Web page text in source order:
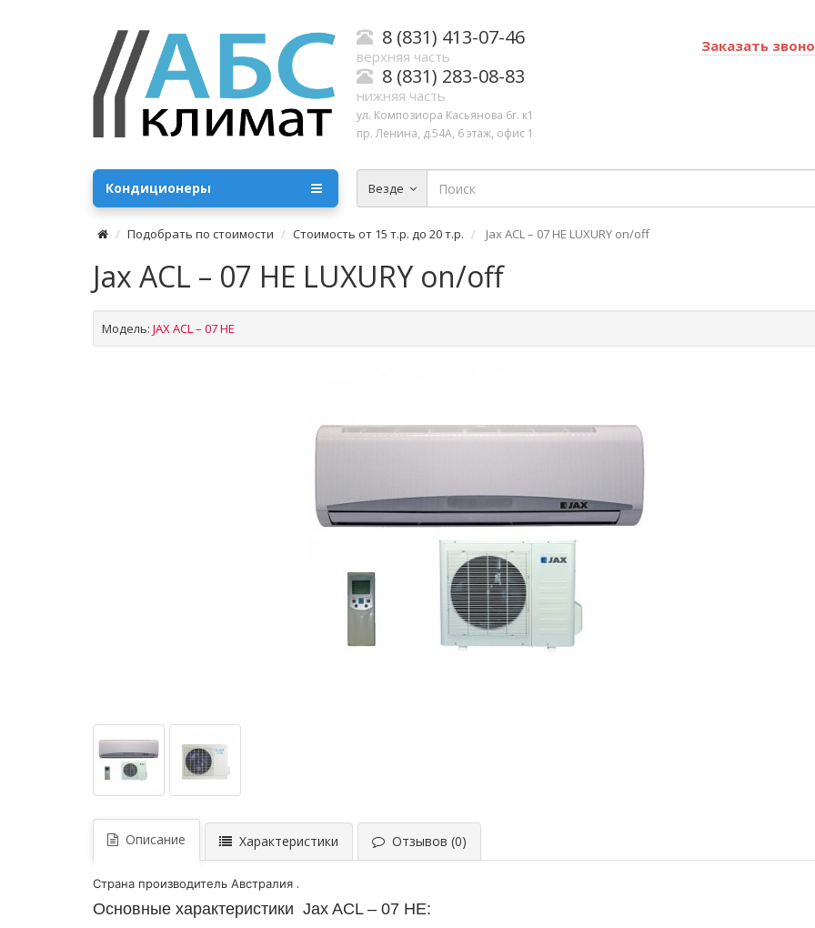
8 (831) 413-07-46
верхняя часть
8 (831) 283-08-83
нижняя часть
ул. Композиора Касьянова 6г. к1
пр. Ленина, д.54А, 6 этаж, офис 1
Заказать
Везде
Кондиционеры
Подобрать по стоимости Стоимость от 15 т.р. до 20 т.р. Jax ACL – 07 HE LUXURY on/off
Jax ACL – 07 HE LUXURY on/off
Модель: JAX ACL – 07 HE
Описание Характеристики Отзывов (0)
Страна производитель Австралия .
Основные характеристики Jax ACL – 07 HE: